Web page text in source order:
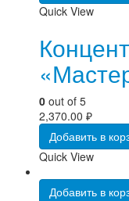
Quick View
0 out of 5
2,370.00 ₽
Добавить в
Quick View
Добавить в